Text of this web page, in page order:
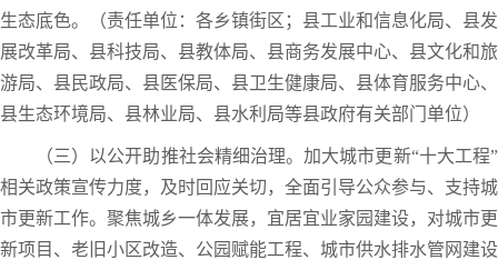
生态底色。（责任单位：各乡镇街区；县工业和信息化局、县发
展改革局、县科技局、县教体局、县商务发展中心、县文化和旅
游局、县民政局、县医保局、县卫生健康局、县体育服务中心、
县生态环境局、县林业局、县水利局等县政府有关部门单位）
（三）以公开助推社会精细治理。加大城市更新“十大工程”
相关政策宣传力度，及时回应关切，全面引导公众参与、支持城
市更新工作。聚焦城乡一体发展，宜居宜业家园建设，对城市更
新项目、老旧小区改造、公园赋能工程、城市供水排水管网建设